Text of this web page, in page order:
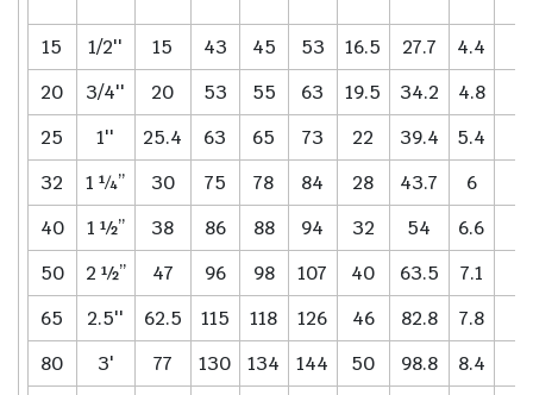
15
1/2'' 15 43 45 53 16.5 27.7 4.4
20
3/4'' 20 53 55 63 19.5 34.2 4.8
25
1'' 25.4 63 65 73 22 39.4 5.4
32
1 ¼’’ 30 75 78 84 28 43.7 6
40
1 ½’’ 38 86 88 94 32 54 6.6
50
2 ½’’ 47 96 98 107 40 63.5 7.1
65
2.5'' 62.5 115 118 126 46 82.8 7.8
80
3' 77 130 134 144 50 98.8 8.4